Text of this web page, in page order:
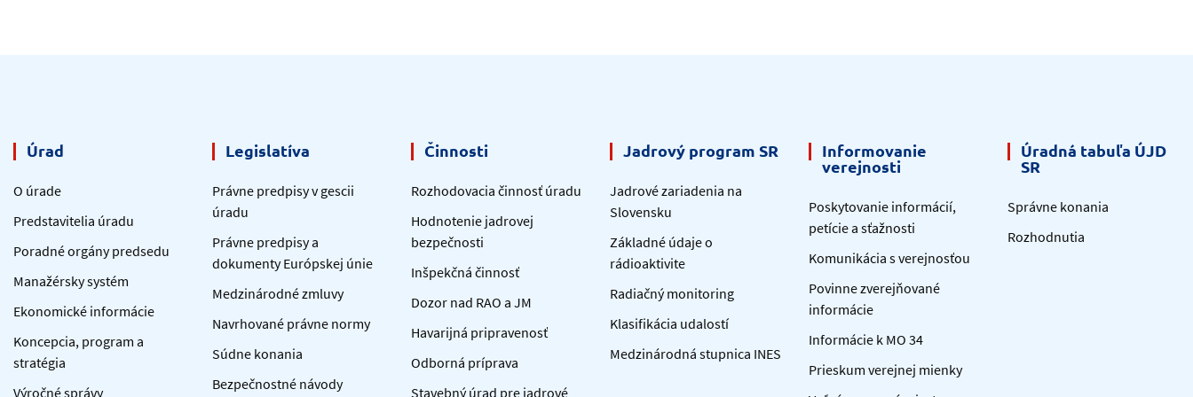
Úrad
O úrade
Predstavitelia úradu
Poradné orgány predsedu
Manažérsky systém
Ekonomické informácie
Koncepcia, program a
stratégia
Výročné správy
Legislatíva
Právne predpisy v gescii
úradu
Právne predpisy a
dokumenty Európskej únie
Medzinárodné zmluvy
Navrhované právne normy
Súdne konania
Bezpečnostné návody
Činnosti
Rozhodovacia činnosť úradu
Hodnotenie jadrovej
bezpečnosti
Inšpekčná činnosť
Dozor nad RAO a JM
Havarijná pripravenosť
Odborná príprava
Stavebný úrad pre jadrové
Jadrový program SR
Jadrové zariadenia na
Slovensku
Základné údaje o
rádioaktivite
Radiačný monitoring
Klasifikácia udalostí
Medzinárodná stupnica INES
Informovanie
verejnosti
Poskytovanie informácií,
petície a sťažnosti
Komunikácia s verejnosťou
Povinne zverejňované
informácie
Informácie k MO 34
Prieskum verejnej mienky
Úradná tabuľa ÚJD
SR
Správne konania
Rozhodnutia